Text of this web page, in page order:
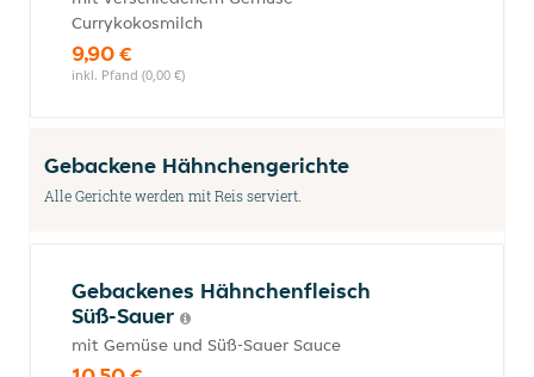
Currykokosmilch
9,90 €
inkl. Pfand (0,00 €)
Gebackene Hähnchengerichte
Alle Gerichte werden mit Reis serviert.
Gebackenes Hähnchenfleisch
Süß-Sauer
mit Gemüse und Süß-Sauer Sauce